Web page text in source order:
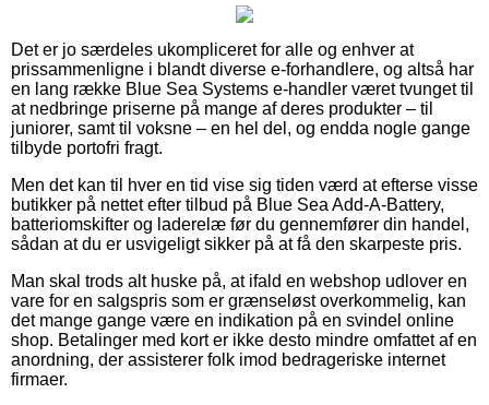
Det er jo særdeles ukompliceret for alle og enhver at
prissammenligne i blandt diverse e-forhandlere, og altså har
en lang række Blue Sea Systems e-handler været tvunget til
at nedbringe priserne på mange af deres produkter – til
juniorer, samt til voksne – en hel del, og endda nogle gange
tilbyde portofri fragt.
Men det kan til hver en tid vise sig tiden værd at efterse visse
butikker på nettet efter tilbud på Blue Sea Add-A-Battery,
batteriomskifter og laderelæ før du gennemfører din handel,
sådan at du er usvigeligt sikker på at få den skarpeste pris.
Man skal trods alt huske på, at ifald en webshop udlover en
vare for en salgspris som er grænseløst overkommelig, kan
det mange gange være en indikation på en svindel online
shop. Betalinger med kort er ikke desto mindre omfattet af en
anordning, der assisterer folk imod bedrageriske internet
firmaer.